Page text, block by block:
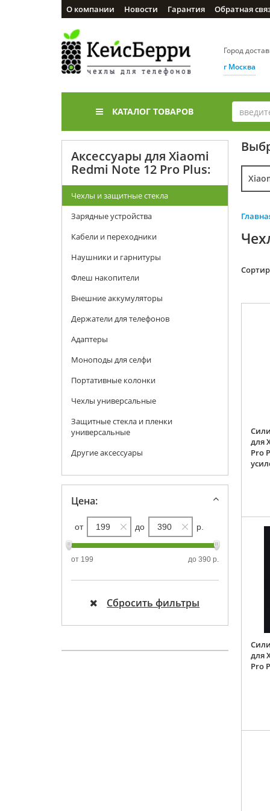
О компании Новости Гарантия Обратная
Город
г Москва
КАТАЛОГ ТОВАРОВ
Аксессуары для Xiaomi
Redmi Note 12 Pro Plus:
Чехлы и защитные стекла
Зарядные устройства
Кабели и переходники
Наушники и гарнитуры
Флеш накопители
Внешние аккумуляторы
Держатели для телефонов
Адаптеры
Моноподы для селфи
Портативные колонки
Чехлы универсальные
Защитные стекла и пленки
универсальные
Другие аксессуары
Цена:
от до р.
от 199 до 390 р.
Сбросить фильтры
для
Pro
для
Pro